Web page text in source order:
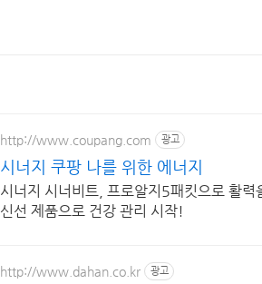
http://www.coupang.com 광고
시너지 쿠팡 나를 위한 에너지
시너지 시너비트, 프로알지5패킷으로 활
신선 제품으로 건강 관리 시작!
http://www.dahan.co.kr 광고